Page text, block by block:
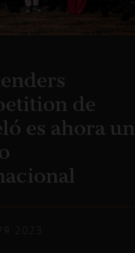
de
es ahora un
2023